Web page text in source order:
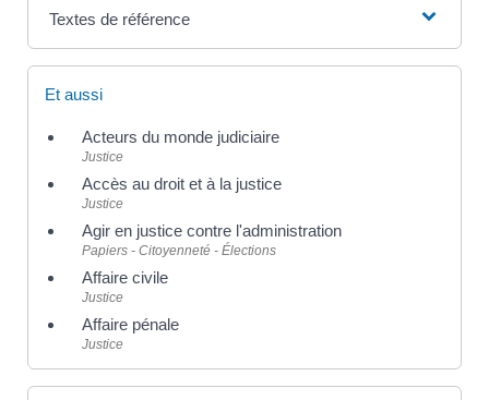
Textes de référence
Et aussi
Acteurs du monde judiciaire
Justice
Accès au droit et à la justice
Justice
Agir en justice contre l'administration
Papiers - Citoyenneté - Élections
Affaire civile
Justice
Affaire pénale
Justice